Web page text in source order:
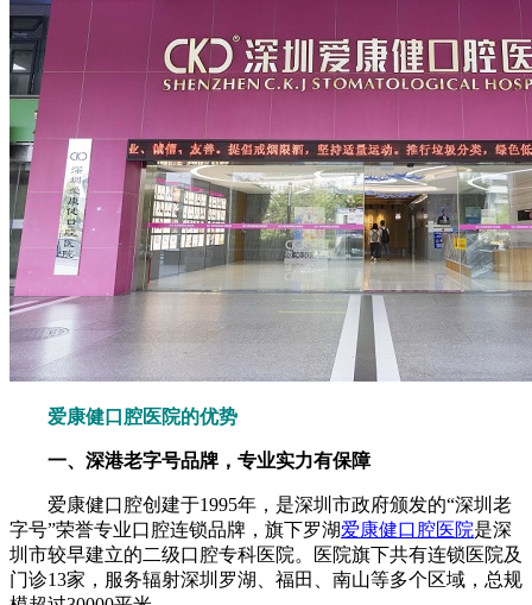
爱康健口腔医院的优势
一、深港老字号品牌，专业实力有保障
爱康健口腔创建于1995年，是深圳市政府颁发的“深圳老
字号”荣誉专业口腔连锁品牌，旗下罗湖爱康健口腔医院是深
圳市较早建立的二级口腔专科医院。医院旗下共有连锁医院及
门诊13家，服务辐射深圳罗湖、福田、南山等多个区域，总规